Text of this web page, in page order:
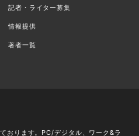
記者・ライター募集
情報提供
著者一覧
おります。PC/デジタル、ワーク&ラ